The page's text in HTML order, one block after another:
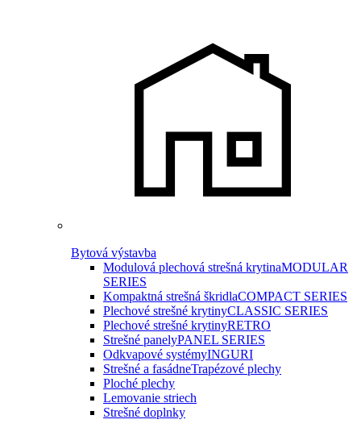
Bytová výstavba
Modulová plechová strešná krytinaMODULAR
SERIES
Kompaktná strešná škridlaCOMPACT SERIES
Plechové strešné krytinyCLASSIC SERIES
Plechové strešné krytinyRETRO
Strešné panelyPANEL SERIES
Odkvapové systémyINGURI
Strešné a fasádneTrapézové plechy
Ploché plechy
Lemovanie striech
Strešné doplnky